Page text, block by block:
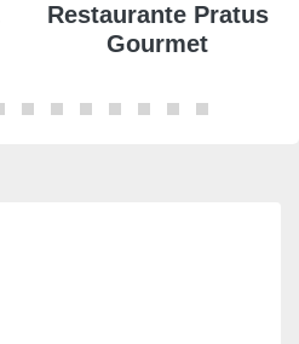
Restaurante Pratus
Gourmet